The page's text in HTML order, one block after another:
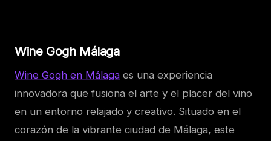
Wine Gogh Málaga
Wine Gogh en Málaga es una experiencia
innovadora que fusiona el arte y el placer del vino
en un entorno relajado y creativo. Situado en el
corazón de la vibrante ciudad de Málaga, este